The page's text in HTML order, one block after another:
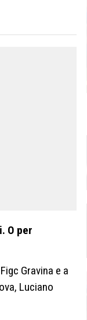
O per
Gravina e a
Luciano